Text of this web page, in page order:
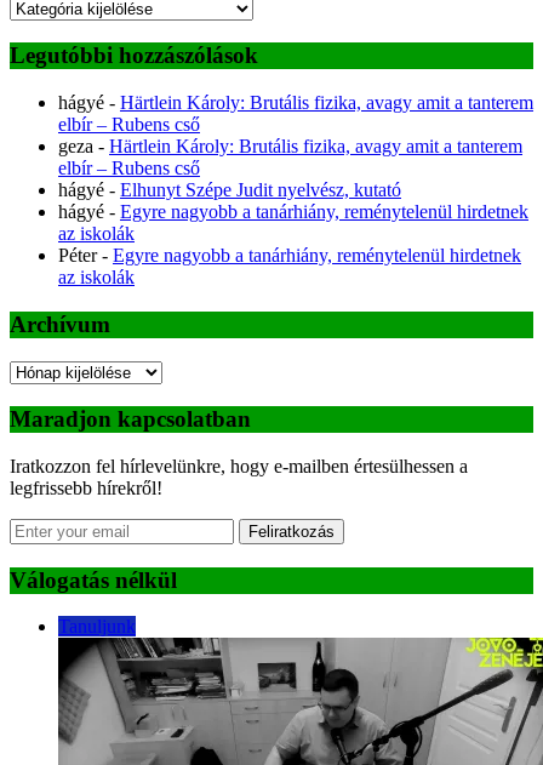
Kategóriák
Legutóbbi hozzászólások
hágyé - Härtlein Károly: Brutális fizika, avagy amit a tanterem
elbír – Rubens cső
geza - Härtlein Károly: Brutális fizika, avagy amit a tanterem
elbír – Rubens cső
hágyé - Elhunyt Szépe Judit nyelvész, kutató
hágyé - Egyre nagyobb a tanárhiány, reménytelenül hirdetnek
az iskolák
Péter- Egyre nagyobb a tanárhiány, reménytelenül hirdetnek
az iskolák
Archívum
Archívum
Maradjon kapcsolatban
Iratkozzon fel hírlevelünkre, hogy e-mailben értesülhessen a
legfrissebb hírekről!
Feliratkozás
Válogatás nélkül
Tanuljunk